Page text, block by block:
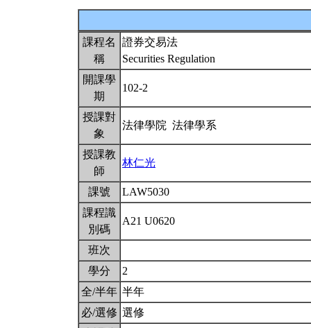
課程名
稱
證券交易法
Securities Regulation
開課學
期
102-2
授課對
象
法律學院 法律學系
授課教
師
林仁光
課號
LAW5030
課程識
別碼
A21 U0620
班次
學分
2
全/半年 半年
必/選修 選修